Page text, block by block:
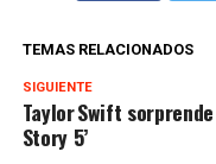
TEMAS RELACIONADOS
SIGUIENTE
Taylor Swift
Story 5’